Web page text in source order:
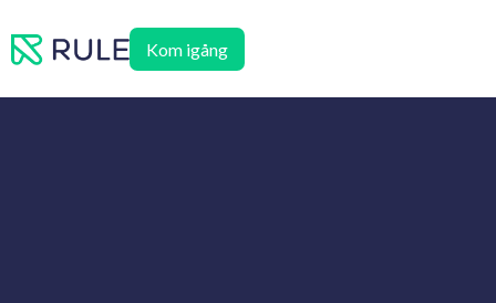
till
Kom igång